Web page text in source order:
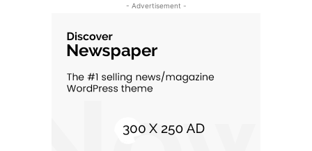
- Advertisement -